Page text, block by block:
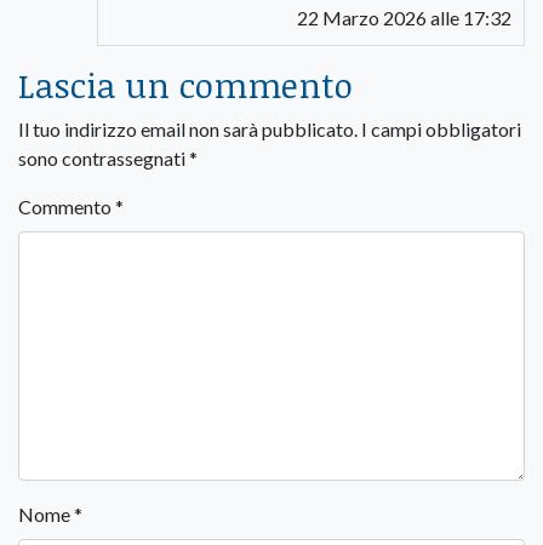
22 Marzo 2026 alle 17:32
Lascia un commento
Il tuo indirizzo email non sarà pubblicato. I campi obbligatori
sono contrassegnati*
Commento *
Nome*